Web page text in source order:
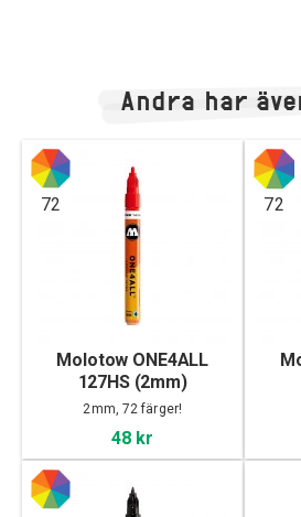
Andra har
72
Molotow ONE4ALL
127HS (2mm)
2mm, 72 färger!
48 kr
72